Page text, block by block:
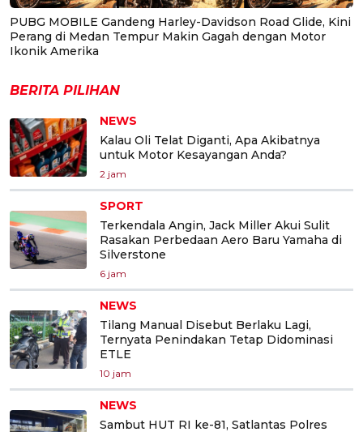
PUBG MOBILE Gandeng Harley-Davidson Road Glide, Kini
Perang di Medan Tempur Makin Gagah dengan Motor
Ikonik Amerika
BERITA PILIHAN
NEWS
Kalau Oli Telat Diganti, Apa Akibatnya
untuk Motor Kesayangan Anda?
2 jam
SPORT
Terkendala Angin, Jack Miller Akui Sulit
Rasakan Perbedaan Aero Baru Yamaha di
Silverstone
6 jam
NEWS
Tilang Manual Disebut Berlaku Lagi,
Ternyata Penindakan Tetap Didominasi
ETLE
10 jam
NEWS
Sambut HUT RI ke-81, Satlantas Polres